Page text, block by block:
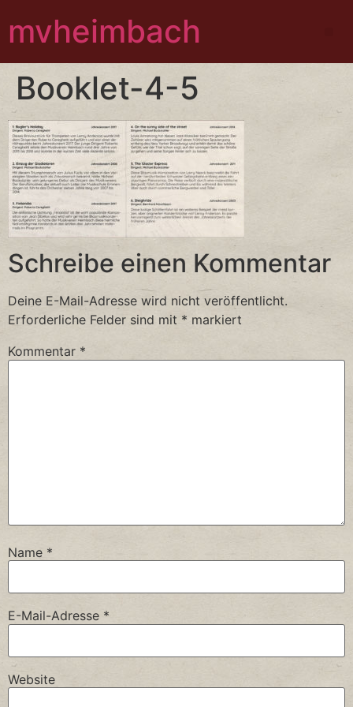
mvheimbach
Booklet-4-5
Schreibe einen Kommentar
Deine E-Mail-Adresse wird nicht veröffentlicht.
Erforderliche Felder sind mit * markiert
Kommentar *
Name *
E-Mail-Adresse *
Website